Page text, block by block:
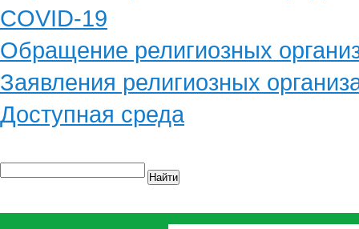
COVID-19
Обращение религиозных
Заявления религиозных
Доступная среда
Найти